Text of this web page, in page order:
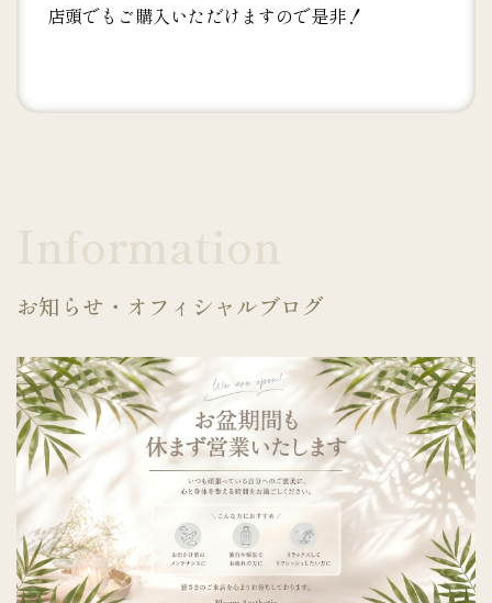
店頭でもご購入いただけますので是非！
お知らせ・オフィシャルブログ